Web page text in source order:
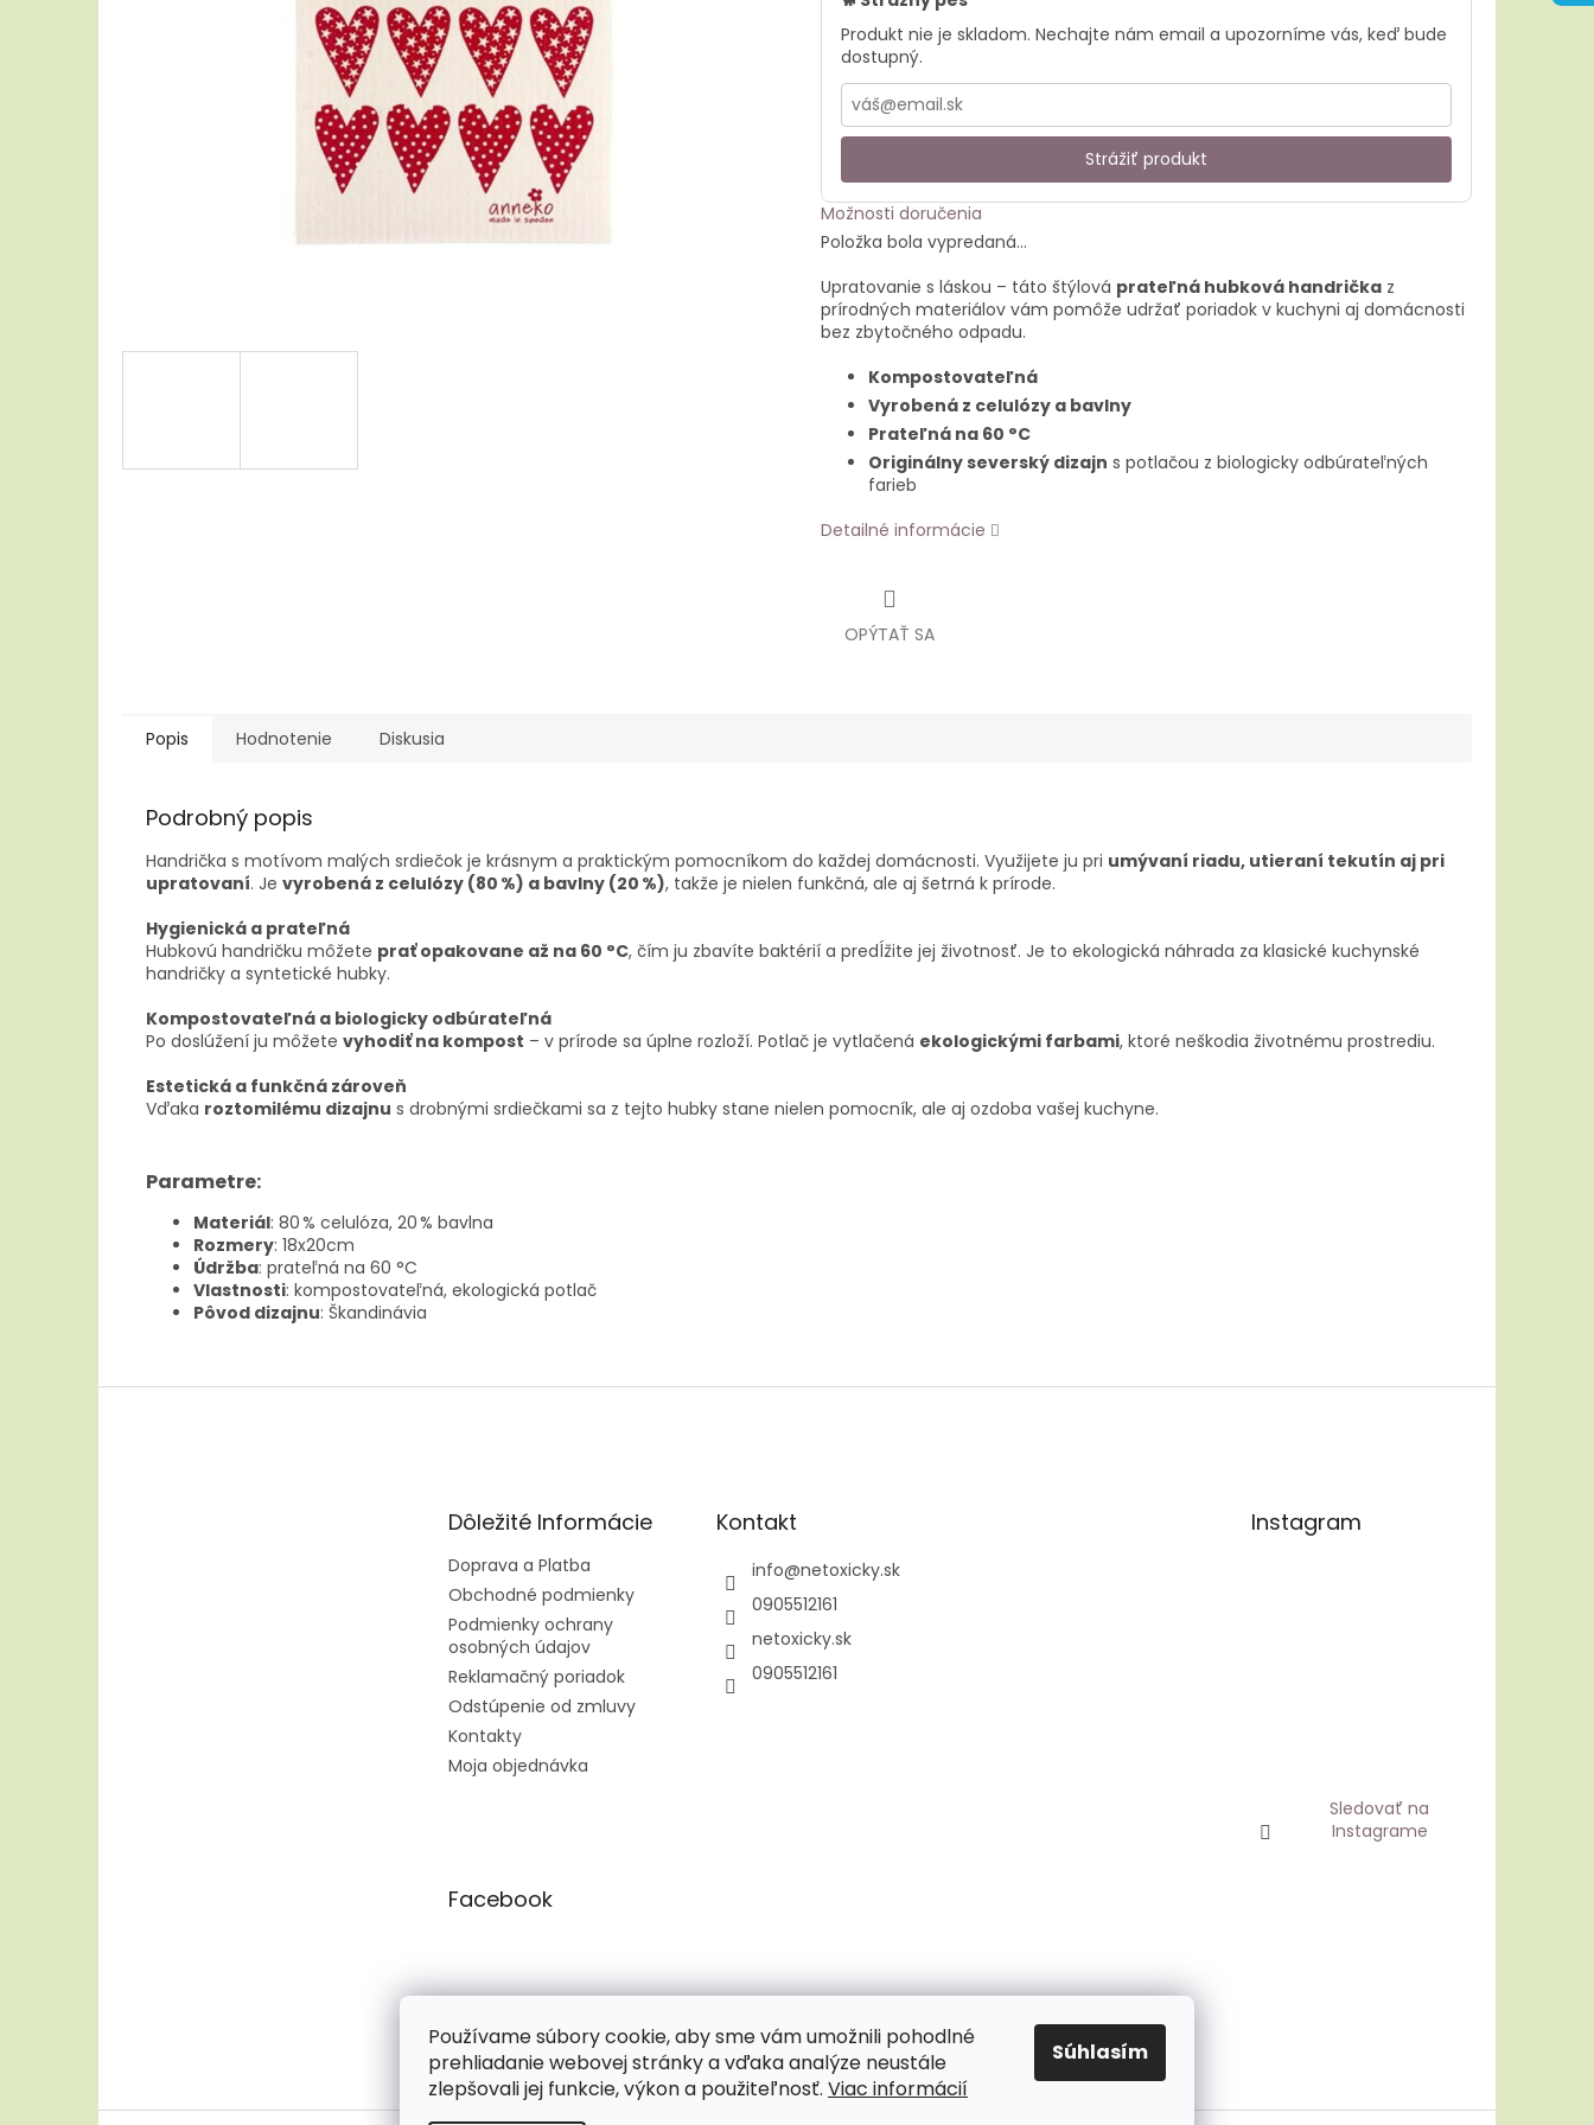
Používame súbory cookie, aby sme vám umožnili pohodlné
prehliadanie webovej stránky a vďaka analýze neustále
zlepšovali jej funkcie, výkon a použiteľnosť. Viac informácií
Súhlasím
Produkt nie je skladom. Nechajte nám email a upozorníme vás, keď bude
dostupný.
Strážiť produkt
Možnosti doručenia
Položka bola vypredaná…
Upratovanie s láskou – táto štýlová prateľná hubková handrička z
prírodných materiálov vám pomôže udržať poriadok v kuchyni aj domácnosti
bez zbytočného odpadu.
Kompostovateľná
Vyrobená z celulózy a bavlny
Prateľná na 60 °C
Originálny severský dizajn s potlačou z biologicky odbúrateľných
farieb
Detailné informácie
OPÝTAŤ SA
Popis Hodnotenie Diskusia
Podrobný popis
Handrička s motívom malých srdiečok je krásnym a praktickým pomocníkom do každej domácnosti. Využijete ju pri umývaní riadu, utieraní tekutín aj pri
upratovaní. Je vyrobená z celulózy (80 %) a bavlny (20 %), takže je nielen funkčná, ale aj šetrná k prírode.
Hygienická a prateľná
Hubkovú handričku môžete prať opakovane až na 60 °C, čím ju zbavíte baktérií a predĺžite jej životnosť. Je to ekologická náhrada za klasické kuchynské
handričky a syntetické hubky.
Kompostovateľná a biologicky odbúrateľná
Po doslúžení ju môžete vyhodiť na kompost – v prírode sa úplne rozloží. Potlač je vytlačená ekologickými farbami, ktoré neškodia životnému prostrediu.
Estetická a funkčná zároveň
Vďaka roztomilému dizajnu s drobnými srdiečkami sa z tejto hubky stane nielen pomocník, ale aj ozdoba vašej kuchyne.
Parametre:
Materiál: 80 % celulóza, 20 % bavlna
Rozmery: 18x20cm
Údržba: prateľná na 60 °C
Vlastnosti: kompostovateľná, ekologická potlač
Pôvod dizajnu: Škandinávia
Dôležité Informácie
Doprava a Platba
Obchodné podmienky
Podmienky ochrany
osobných údajov
Reklamačný poriadok
Odstúpenie od zmluvy
Kontakty
Moja objednávka
Kontakt
info@netoxicky.sk
0905512161
netoxicky.sk
0905512161
Instagram
Sledovať na
Instagrame
Facebook